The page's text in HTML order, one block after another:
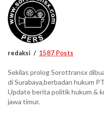
redaksi 1587 Posts
Sekilas prolog Sorottransx
di Surabaya,berbadan hukum
Update berita politik hukum &
jawa timur.